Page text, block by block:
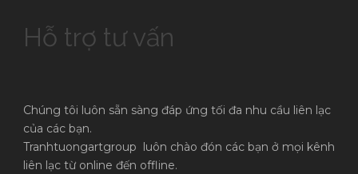
Hỗ trợ tư vấn
Chúng tôi luôn sẵn sàng đáp ứng tối đa nhu cầu liên lạc
của các bạn.
Tranhtuongartgroup luôn chào đón các bạn ở mọi kênh
liên lạc từ online đến offline.